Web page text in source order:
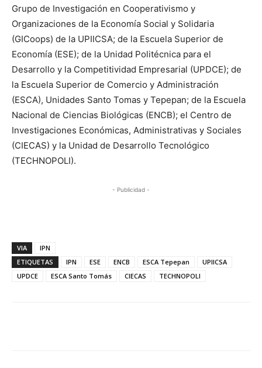
Grupo de Investigación en Cooperativismo y
Organizaciones de la Economía Social y Solidaria
(GICoops) de la UPIICSA; de la Escuela Superior de
Economía (ESE); de la Unidad Politécnica para el
Desarrollo y la Competitividad Empresarial (UPDCE); de
la Escuela Superior de Comercio y Administración
(ESCA), Unidades Santo Tomas y Tepepan; de la Escuela
Nacional de Ciencias Biológicas (ENCB); el Centro de
Investigaciones Económicas, Administrativas y Sociales
(CIECAS) y la Unidad de Desarrollo Tecnológico
(TECHNOPOLI).
- Publicidad -
VIA
IPN
ETIQUETAS
IPN ESE ENCB ESCA Tepepan
UPIICSA
UPDCE
ESCA Santo Tomás CIECAS TECHNOPOLI